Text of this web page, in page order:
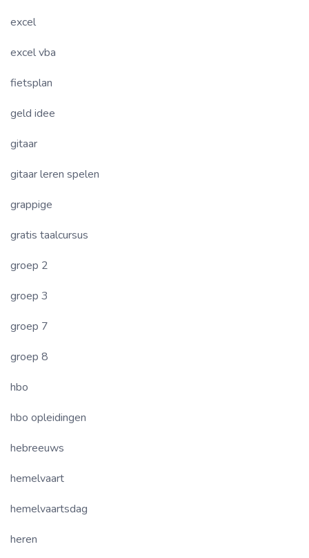
excel
excel vba
fietsplan
geld idee
gitaar
gitaar leren spelen
grappige
gratis taalcursus
groep 2
groep 3
groep 7
groep 8
hbo
hbo opleidingen
hebreeuws
hemelvaart
hemelvaartsdag
heren